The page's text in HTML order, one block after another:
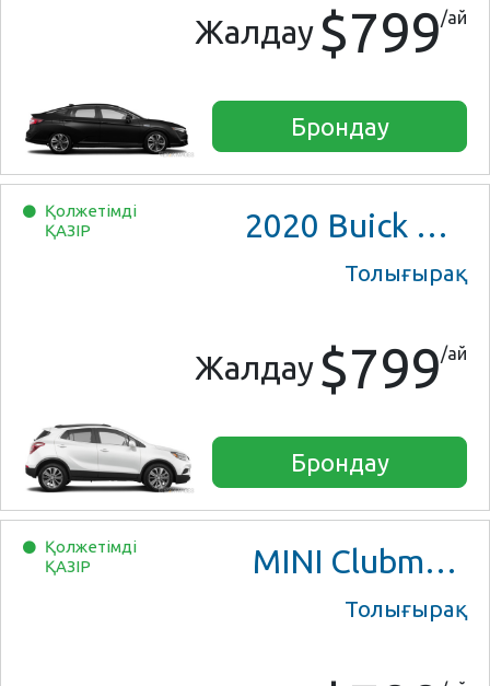
Жалдау $799/ай
Брондау
Қолжетімді
ҚАЗІР
2020 Buick Encore Preferred
Толығырақ
Жалдау $799/ай
Брондау
Қолжетімді
ҚАЗІР
MINI Clubman Cooper S
Толығырақ